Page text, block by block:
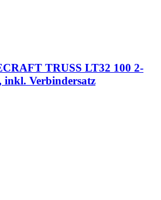
TRUSS LT32 100 2-
inkl. Verbindersatz